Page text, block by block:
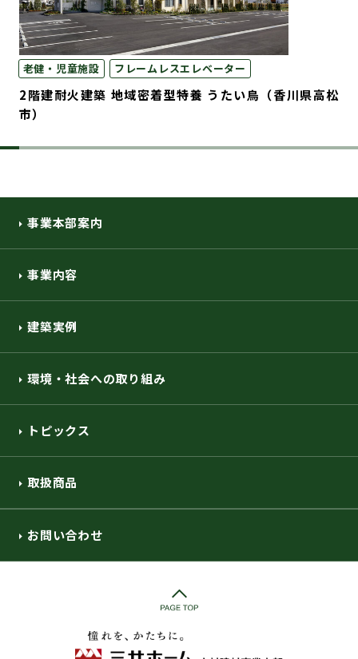
老健・児童施設 フレームレスエレベーター
2階建耐火建築 地域密着型特養 うたい鳥（香川県高松
市）
事業本部案内
事業内容
建築実例
環境・社会への取り組み
トピックス
取扱商品
お問い合わせ